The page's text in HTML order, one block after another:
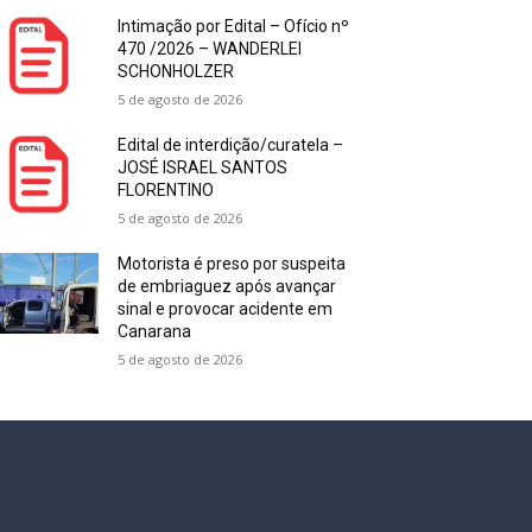
Intimação por Edital – Ofício nº
470 /2026 – WANDERLEI
SCHONHOLZER
5 de agosto de 2026
Edital de interdição/curatela –
JOSÉ ISRAEL SANTOS
FLORENTINO
5 de agosto de 2026
Motorista é preso por suspeita
de embriaguez após avançar
sinal e provocar acidente em
Canarana
5 de agosto de 2026